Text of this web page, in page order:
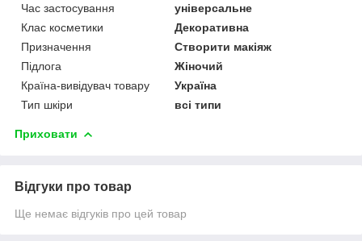
Час застосування
універсальне
Клас косметики
Декоративна
Призначення
Створити макіяж
Підлога
Жіночий
Країна-вивідувач товару
Україна
Тип шкіри
всі типи
Приховати
Відгуки про товар
Ще немає відгуків про цей товар